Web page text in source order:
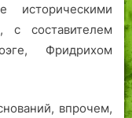
составителем
Фридрихом
впрочем,